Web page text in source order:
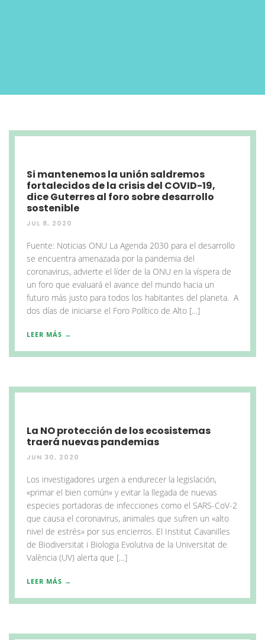
Si mantenemos la unión saldremos
fortalecidos de la crisis del COVID-19,
dice Guterres al foro sobre desarrollo
sostenible
JUL 8, 2020
Fuente: Noticias ONU La Agenda 2030 para el desarrollo
se encuentra amenazada por la pandemia del
coronavirus, advierte el líder de la ONU en la víspera de
un foro que evaluará el avance del mundo hacia un
futuro más justo para todos los habitantes del planeta. A
dos días de iniciarse el Foro Político de Alto […]
LEER MÁS →
La NO protección de los ecosistemas
traerá nuevas pandemias
JUN 30, 2020
Los investigadores urgen a endurecer la legislación,
«primar el bien común» y evitar la llegada de nuevas
especies portadoras de infecciones como el SARS-CoV-2
que causa el coronavirus, animales que sufren un «alto
nivel de estrés» por sus encierros. El Institut Cavanilles
de Biodiversitat i Biologia Evolutiva de la Universitat de
València (UV) alerta que […]
LEER MÁS →